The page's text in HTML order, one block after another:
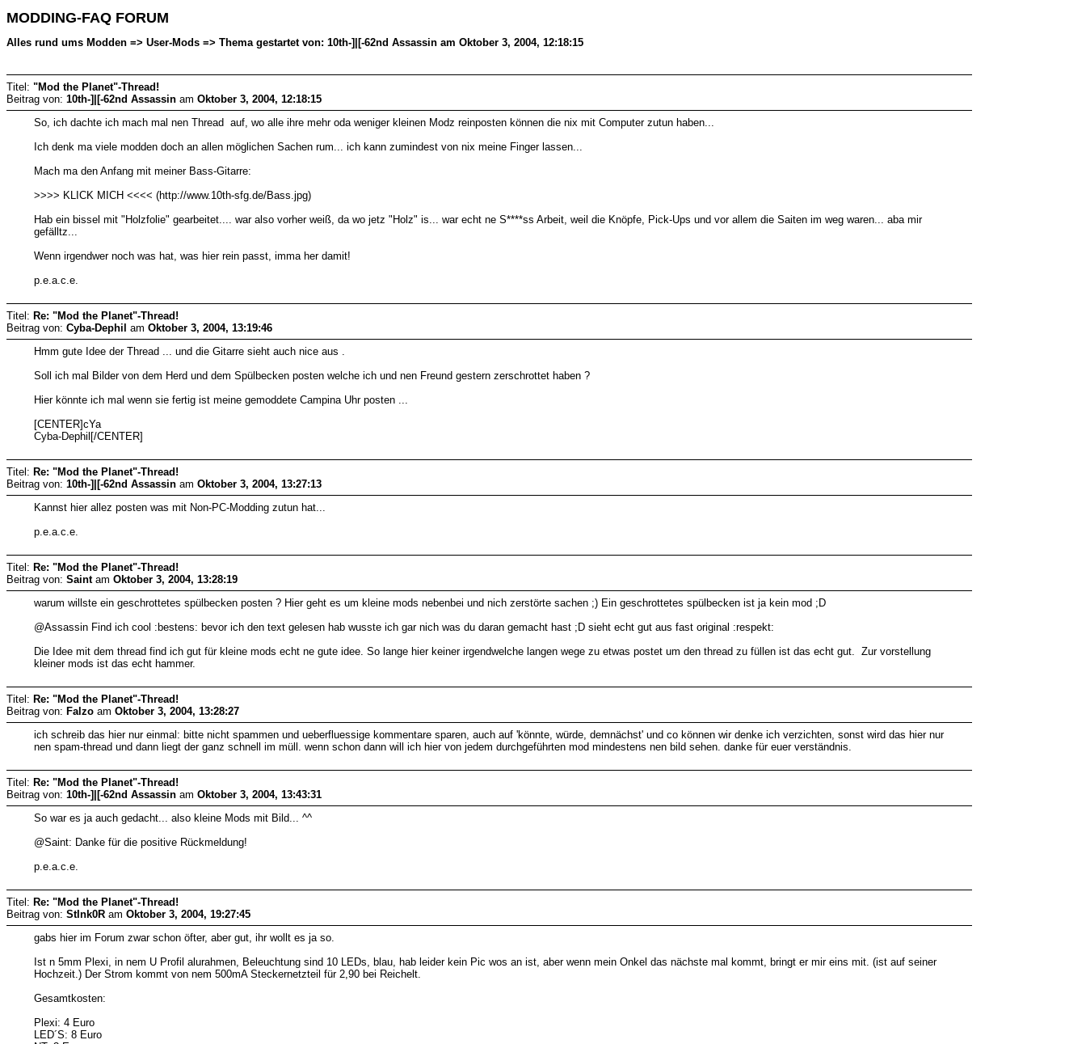
MODDING-FAQ FORUM
Alles rund ums Modden => User-Mods => Thema gestartet von: 10th-]|[-62nd Assassin am Oktober 3, 2004, 12:18:15
Titel: "Mod the Planet"-Thread!
Beitrag von: 10th-]|[-62nd Assassin am Oktober 3, 2004, 12:18:15
So, ich dachte ich mach mal nen Thread auf, wo alle ihre mehr oda weniger kleinen Modz reinposten können die nix mit Computer zutun haben...
Ich denk ma viele modden doch an allen möglichen Sachen rum... ich kann zumindest von nix meine Finger lassen...
Mach ma den Anfang mit meiner Bass-Gitarre:
>>>> KLICK MICH <<<< (http://www.10th-sfg.de/Bass.jpg)
Hab ein bissel mit "Holzfolie" gearbeitet.... war also vorher weiß, da wo jetz "Holz" is... war echt ne S****ss Arbeit, weil die Knöpfe, Pick-Ups und vor allem die Saiten im weg waren... aba mir
gefälltz...
Wenn irgendwer noch was hat, was hier rein passt, imma her damit!
p.e.a.c.e.
Titel: Re: "Mod the Planet"-Thread!
Beitrag von: Cyba-Dephil am Oktober 3, 2004, 13:19:46
Hmm gute Idee der Thread ... und die Gitarre sieht auch nice aus .
Soll ich mal Bilder von dem Herd und dem Spülbecken posten welche ich und nen Freund gestern zerschrottet haben ?
Hier könnte ich mal wenn sie fertig ist meine gemoddete Campina Uhr posten ...
[CENTER]cYa
Cyba-Dephil[/CENTER]
Titel: Re: "Mod the Planet"-Thread!
Beitrag von: 10th-]|[-62nd Assassin am Oktober 3, 2004, 13:27:13
Kannst hier allez posten was mit Non-PC-Modding zutun hat...
p.e.a.c.e.
Titel: Re: "Mod the Planet"-Thread!
Beitrag von: Saintam Oktober 3, 2004, 13:28:19
warum willste ein geschrottetes spülbecken posten ? Hier geht es um kleine mods nebenbei und nich zerstörte sachen ;) Ein geschrottetes spülbecken ist ja kein mod ;D
@Assassin Find ich cool :bestens: bevor ich den text gelesen hab wusste ich gar nich was du daran gemacht hast ;D sieht echt gut aus fast original :respekt:
Die Idee mit dem thread find ich gut für kleine mods echt ne gute idee. So lange hier keiner irgendwelche langen wege zu etwas postet um den thread zu füllen ist das echt gut. Zur vorstellung
kleiner mods ist das echt hammer.
Titel: Re: "Mod the Planet"-Thread!
Beitrag von: Falzo am Oktober 3, 2004, 13:28:27
ich schreib das hier nur einmal: bitte nicht spammen und ueberfluessige kommentare sparen, auch auf 'könnte, würde, demnächst' und co können wir denke ich verzichten, sonst wird das hier nur
nen spam-thread und dann liegt der ganz schnell im müll. wenn schon dann will ich hier von jedem durchgeführten mod mindestens nen bild sehen. danke für euer verständnis.
Titel: Re: "Mod the Planet"-Thread!
Beitrag von: 10th-]|[-62nd Assassin am Oktober 3, 2004, 13:43:31
So war es ja auch gedacht... also kleine Mods mit Bild... ^^
@Saint: Danke für die positive Rückmeldung!
p.e.a.c.e.
Titel: Re: "Mod the Planet"-Thread!
Beitrag von: StInk0R am Oktober 3, 2004, 19:27:45
gabs hier im Forum zwar schon öfter, aber gut, ihr wollt es ja so.
Ist n 5mm Plexi, in nem U Profil alurahmen, Beleuchtung sind 10 LEDs, blau, hab leider kein Pic wos an ist, aber wenn mein Onkel das nächste mal kommt, bringt er mir eins mit. (ist auf seiner
Hochzeit.) Der Strom kommt von nem 500mA Steckernetzteil für 2,90 bei Reichelt.
Gesamtkosten:
Plexi: 4 Euro
LED´S: 8 Euro